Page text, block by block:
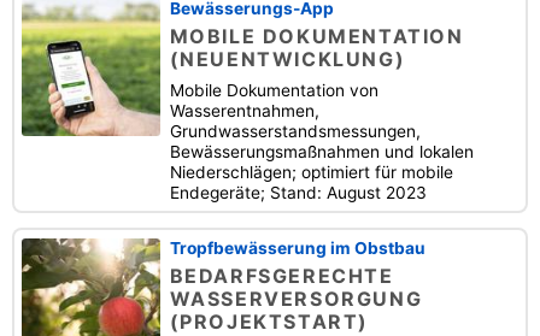
Bewässerungs-App
MOBILE DOKUMENTATION
(NEUENTWICKLUNG)
Mobile Dokumentation von
Wasserentnahmen,
Grundwasserstandsmessungen,
Bewässerungsmaßnahmen und lokalen
Niederschlägen; optimiert für mobile
Endegeräte; Stand: August 2023
Tropfbewässerung im Obstbau
BEDARFSGERECHTE
WASSERVERSORGUNG
(PROJEKTSTART)